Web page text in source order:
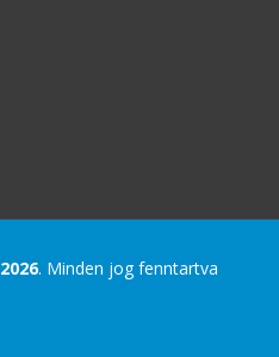
2026. Minden jog fenntartva